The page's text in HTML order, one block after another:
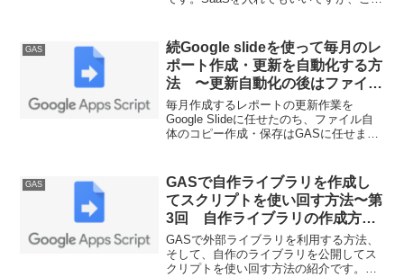
ですので、今後Slack連携でプッシュする
場合にも、非常に簡易に実装可能です。
GAS
続Google slideを使って毎月のレ
ポート作成・更新を自動化する方
法 〜更新自動化の後はファイル
自体も定期コピーしよう〜
毎月作成するレポートの更新作業を
Google Slideに任せたのち、ファイル自
体のコピー作成・保存はGASに任せまし
GAS
GASで自作ライブラリを作成し
てスクリプトを使い回す方法〜第
3回 自作ライブラリの作成方
法〜
GASで外部ライブラリを利用する方法、
そして、自作のライブラリを公開してス
クリプトを使い回す方法の紹介です。共